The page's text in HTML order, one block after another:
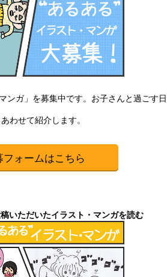
ンガ」を募集中です。お子さんと過ごす
わせて紹介します。
フォームはこちら
いただいたイラスト・マンガを読む